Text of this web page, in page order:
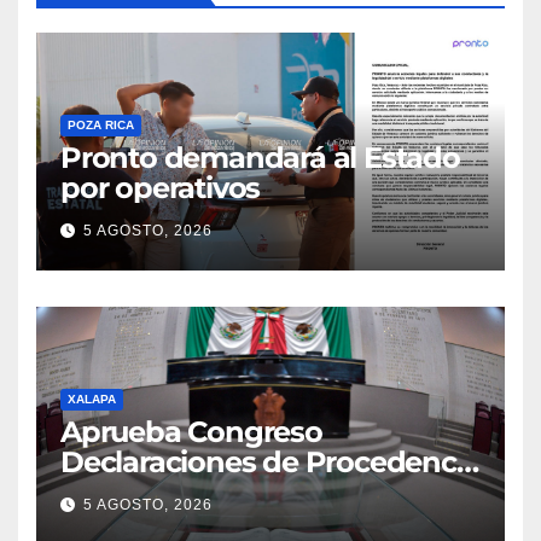
POZA RICA
Pronto demandará al Estado
por operativos
5 AGOSTO, 2026
XALAPA
Aprueba Congreso
Declaraciones de Procedencia
en contra de dos munícipes
5 AGOSTO, 2026